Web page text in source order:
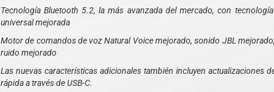
Tecnología Bluetooth 5.2, la más avanzada del mercado, con
universal mejorada
Motor de comandos de voz Natural Voice mejorado, sonido JBL
ruido mejorado
Las nuevas características adicionales también incluyen actualizaciones
rápida a través de USB-C.